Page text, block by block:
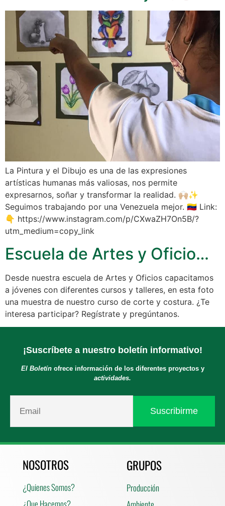
La Pintura y el Dibujo es una de las expresiones
artísticas humanas más valiosas, nos permite
expresarnos, soñar y transformar la realidad. 🙌🏼✨
Seguimos trabajando por una Venezuela mejor. 🇻🇪 Link:
👇 https://www.instagram.com/p/CXwaZH7On5B/?
utm_medium=copy_link
Escuela de Artes y Oficio…
Desde nuestra escuela de Artes y Oficios capacitamos
a jóvenes con diferentes cursos y talleres, en esta foto
una muestra de nuestro curso de corte y costura. ¿Te
interesa participar? Regístrate y pregúntanos.
¡Suscríbete a nuestro boletín informativo!
El Boletínofrece información de los diferentes proyectos y
actividades.
NOSOTROS
¿Quienes Somos?
GRUPOS
Producción